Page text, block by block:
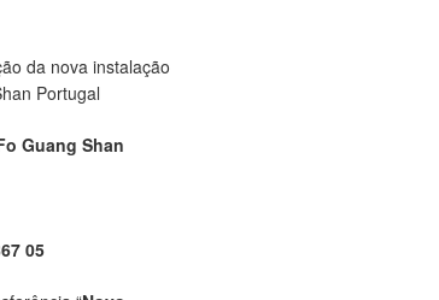
da nova instalação
Portugal
Guang Shan
05